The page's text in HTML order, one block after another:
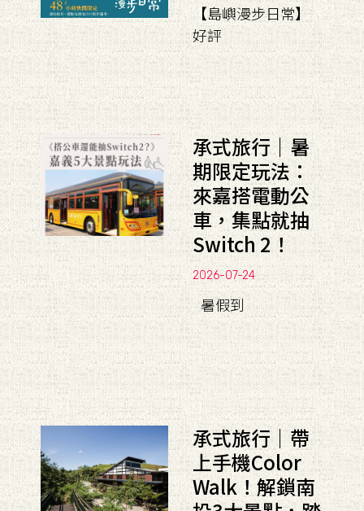
【島嶼漫步日常】
好評
承式旅行｜暑
期限定玩法：
來嘉搭電動公
車，集點就抽
Switch 2！
2026-07-24
暑假到
承式旅行｜帶
上手機Color
Walk！解鎖南